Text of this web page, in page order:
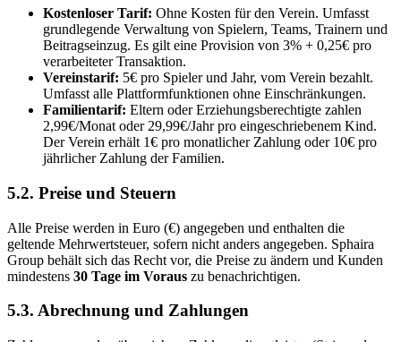
Kostenloser Tarif: Ohne Kosten für den Verein. Umfasst
grundlegende Verwaltung von Spielern, Teams, Trainern und
Beitragseinzug. Es gilt eine Provision von 3% + 0,25€ pro
verarbeiteter Transaktion.
Vereinstarif: 5€ pro Spieler und Jahr, vom Verein bezahlt.
Umfasst alle Plattformfunktionen ohne Einschränkungen.
Familientarif: Eltern oder Erziehungsberechtigte zahlen
2,99€/Monat oder 29,99€/Jahr pro eingeschriebenem Kind.
Der Verein erhält 1€ pro monatlicher Zahlung oder 10€ pro
jährlicher Zahlung der Familien.
5.2. Preise und Steuern
Alle Preise werden in Euro (€) angegeben und enthalten die
geltende Mehrwertsteuer, sofern nicht anders angegeben. Sphaira
Group behält sich das Recht vor, die Preise zu ändern und Kunden
mindestens 30 Tage im Voraus zu benachrichtigen.
5.3. Abrechnung und Zahlungen